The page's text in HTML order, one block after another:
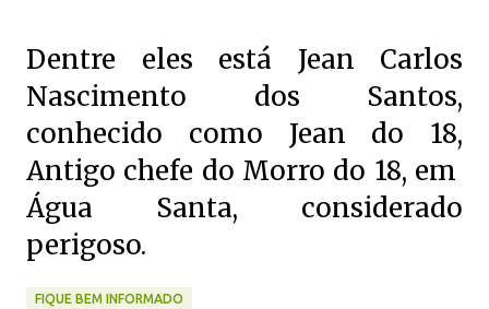
Dentre eles está Jean Carlos
Nascimento dos Santos,
conhecido como Jean do 18,
Antigo chefe do Morro do 18, em
Água Santa, considerado
perigoso.
FIQUE BEM INFORMADO